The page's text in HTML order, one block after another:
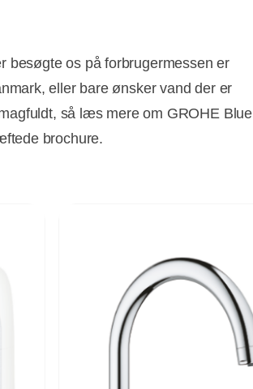
besøgte os på forbrugermessen er
eller bare ønsker vand der er
så læs mere om GROHE Blue
brochure.